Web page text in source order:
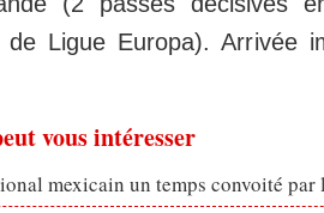
Ligue Europa). Arrivée
vous intéresser
mexicain un temps convoité par